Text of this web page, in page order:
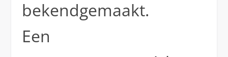
bekendgemaakt.
Een